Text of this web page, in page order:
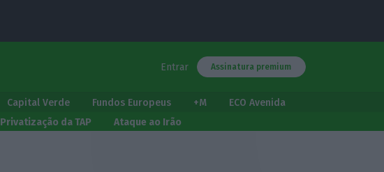
Entrar Assinatura premium
Capital Verde Fundos Europeus +M
ECO Avenida
Privatização da TAP Ataque ao Irão